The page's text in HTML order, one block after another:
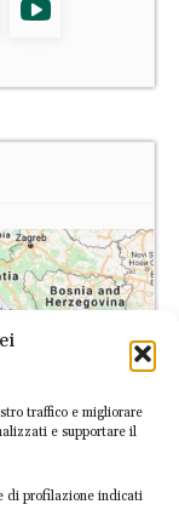
traffico e migliorare
e supportare il
di profilazione indicati